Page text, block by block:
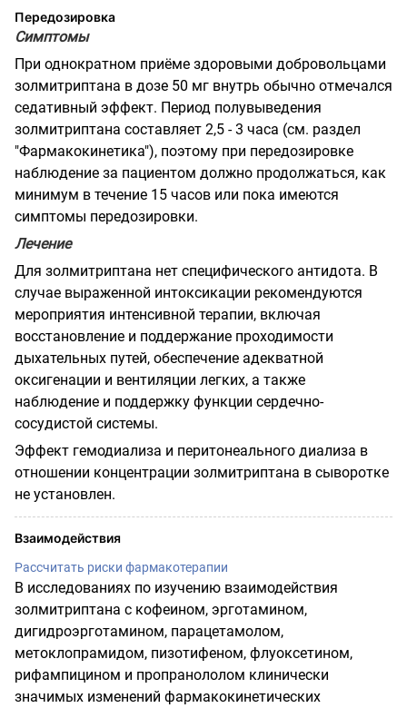
Передозировка
Симптомы
При однократном приёме здоровыми добровольцами
золмитриптана в дозе 50 мг внутрь обычно отмечался
седативный эффект. Период полувыведения
золмитриптана составляет 2,5 - 3 часа (см. раздел
"Фармакокинетика"), поэтому при передозировке
наблюдение за пациентом должно продолжаться, как
минимум в течение 15 часов или пока имеются
симптомы передозировки.
Лечение
Для золмитриптана нет специфического антидота. В
случае выраженной интоксикации рекомендуются
мероприятия интенсивной терапии, включая
восстановление и поддержание проходимости
дыхательных путей, обеспечение адекватной
оксигенации и вентиляции легких, а также
наблюдение и поддержку функции сердечно-
сосудистой системы.
Эффект гемодиализа и перитонеального диализа в
отношении концентрации золмитриптана в сыворотке
не установлен.
Взаимодействия
Рассчитать риски фармакотерапии
В исследованиях по изучению взаимодействия
золмитриптана с кофеином, эрготамином,
дигидроэрготамином, парацетамолом,
метоклопрамидом, пизотифеном, флуоксетином,
рифампицином и пропранололом клинически
значимых изменений фармакокинетических